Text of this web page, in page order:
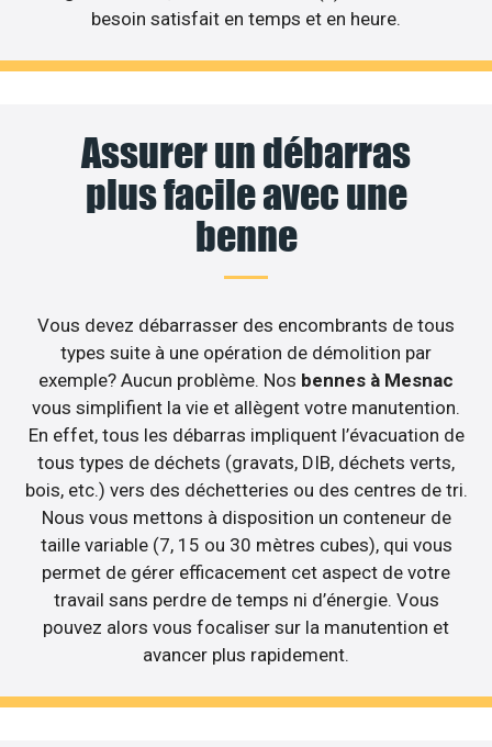
besoin satisfait en temps et en heure.
Assurer un débarras
plus facile avec une
benne
Vous devez débarrasser des encombrants de tous
types suite à une opération de démolition par
exemple? Aucun problème. Nos bennes à Mesnac
vous simplifient la vie et allègent votre manutention.
En effet, tous les débarras impliquent l’évacuation de
tous types de déchets (gravats, DIB, déchets verts,
bois, etc.) vers des déchetteries ou des centres de tri.
Nous vous mettons à disposition un conteneur de
taille variable (7, 15 ou 30 mètres cubes), qui vous
permet de gérer efficacement cet aspect de votre
travail sans perdre de temps ni d’énergie. Vous
pouvez alors vous focaliser sur la manutention et
avancer plus rapidement.